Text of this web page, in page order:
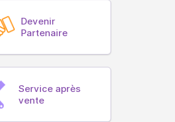
Devenir
Partenaire
Service après
vente